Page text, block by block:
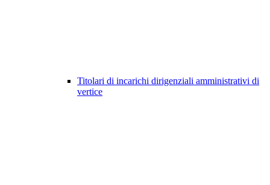
Titolari di incarichi dirigenziali amministrativi di
vertice